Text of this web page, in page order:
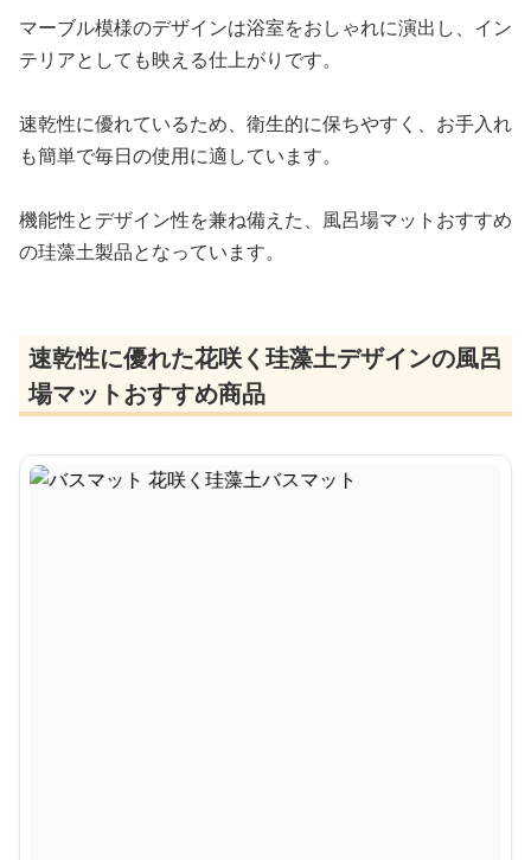
マーブル模様のデザインは浴室をおしゃれに演出し、イン
テリアとしても映える仕上がりです。
速乾性に優れているため、衛生的に保ちやすく、お手入れ
も簡単で毎日の使用に適しています。
機能性とデザイン性を兼ね備えた、風呂場マットおすすめ
の珪藻土製品となっています。
速乾性に優れた花咲く珪藻土デザインの風呂
場マットおすすめ商品